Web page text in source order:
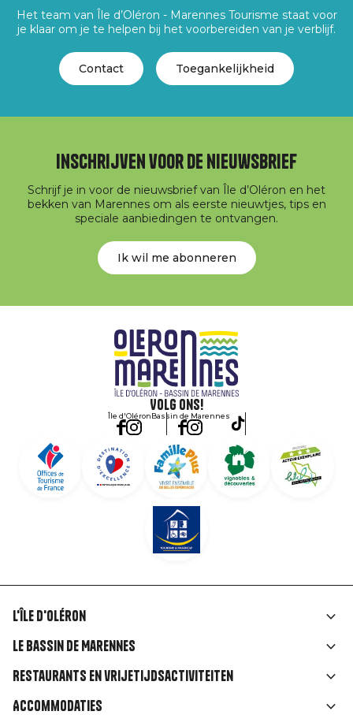
Het team van Île d’Oléron - Marennes Tourisme staat voor
je klaar om je te helpen bij het voorbereiden van je verblijf.
Contact Toegankelijkheid
Inschrijven voor de nieuwsbrief
Schrijf je in voor de nieuwsbrief van Île d’Oléron en het
bekken van Marennes om als eerste nieuwtjes, tips en
speciale aanbiedingen te ontvangen.
Ik wil me abonneren
Volg ons!
Île d'OléronBassin de Marennes
Liens
rubriques
L'île d'Oléron
Le Bassin de Marennes
Restaurants en vrijetijdsactiviteiten
Accommodaties